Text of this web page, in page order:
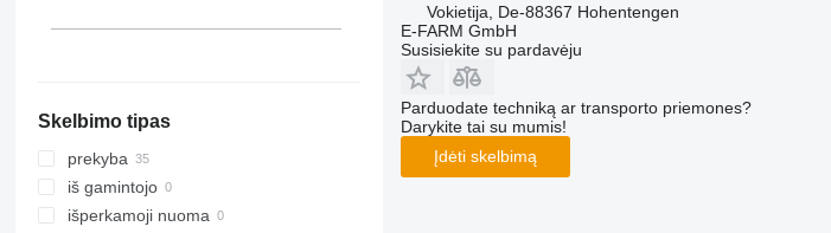
Skelbimo tipas
prekyba
iš gamintojo
išperkamoji nuoma
Vokietija, De-88367 Hohentengen
E-FARM GmbH
Susisiekite su pardavėju
Parduodate techniką ar transporto priemones?
Darykite tai su mumis!
Įdėti skelbimą